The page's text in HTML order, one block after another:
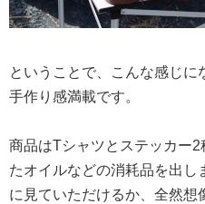
ということで、こんな感じに
手作り感満載です。
商品はTシャツとステッカー
たオイルなどの消耗品を出
に見ていただけるか、全然想